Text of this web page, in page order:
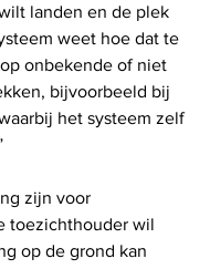
landen en de plek
weet hoe dat te
onbekende of niet
bijvoorbeeld bij
het systeem zelf
zijn voor
toezichthouder wil
op de grond kan